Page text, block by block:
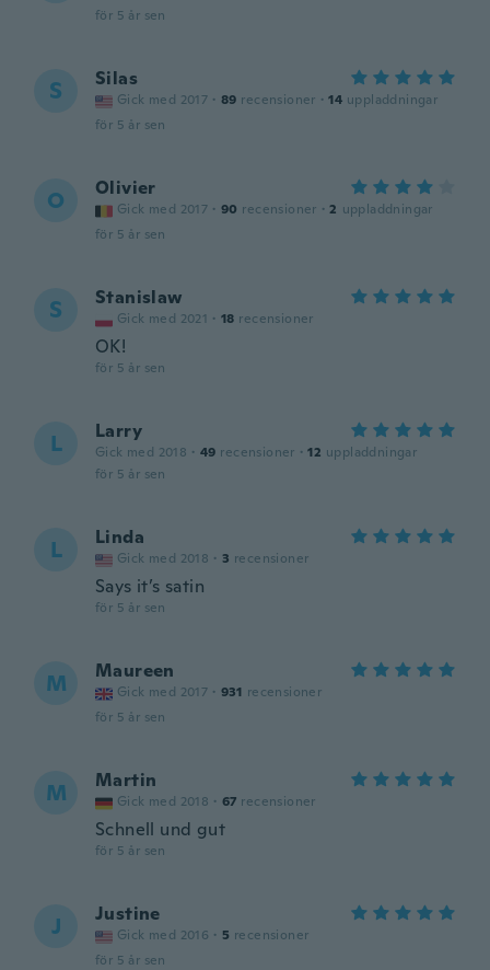
för 5 år sen
S Silas
Gick med 2017 · 89 recensioner · 14 uppladdningar
för 5 år sen
O Olivier
Gick med 2017 · 90 recensioner · 2 uppladdningar
för 5 år sen
S Stanislaw
Gick med 2021 · 18 recensioner
OK!
för 5 år sen
L Larry
Gick med 2018 · 49 recensioner · 12 uppladdningar
för 5 år sen
L Linda
Gick med 2018 · 3 recensioner
Says it’s satin
för 5 år sen
M Maureen
Gick med 2017 · 931 recensioner
för 5 år sen
M Martin
Gick med 2018 · 67 recensioner
Schnell und gut
för 5 år sen
J Justine
Gick med 2016 · 5 recensioner
för 5 år sen